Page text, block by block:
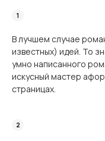
В лучшем случае
известных) идей. То
умно написанного
искусный мастер
страницах.